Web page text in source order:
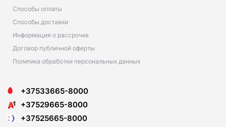
Способы оплаты
Способы доставки
Информация о рассрочке
Договор публичной оферты
Политика обработки персональных данных
+37533665-8000
+37529665-8000
+37525665-8000